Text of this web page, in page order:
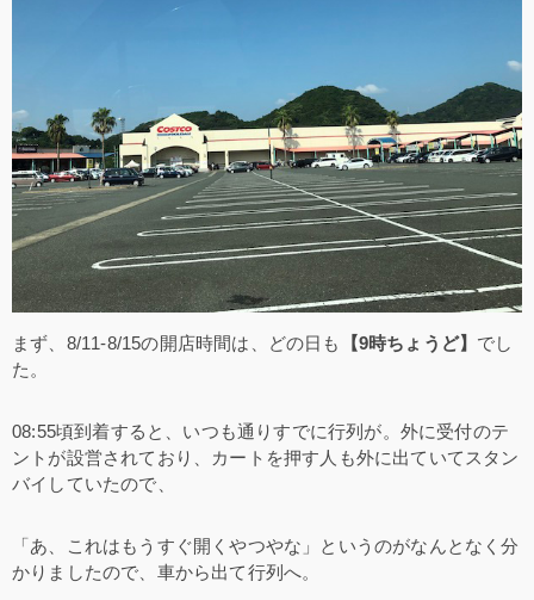
まず、8/11-8/15の開店時間は、どの日も 【9時ちょうど】 でし
た。
08:55頃到着すると、いつも通りすでに行列が。外に受付のテ
ントが設営されており、カートを押す人も外に出ていてスタン
バイしていたので、
「あ、これはもうすぐ開くやつやな」というのがなんとなく分
かりましたので、車から出て行列へ。